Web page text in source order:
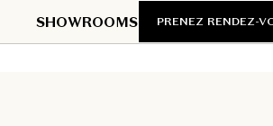
SHOWROOMS PRENEZ RENDEZ-